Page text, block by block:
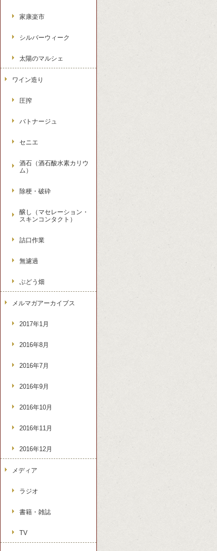
家康楽市
シルバーウィーク
太陽のマルシェ
ワイン造り
圧搾
バトナージュ
セニエ
酒石（酒石酸水素カリウ
ム）
除梗・破砕
醸し（マセレーション・
スキンコンタクト）
詰口作業
無濾過
ぶどう畑
メルマガアーカイブス
2017年1月
2016年8月
2016年7月
2016年9月
2016年10月
2016年11月
2016年12月
メディア
ラジオ
書籍・雑誌
TV